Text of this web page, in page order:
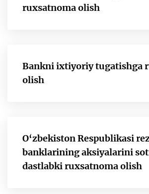
ruxsatnoma olish
Bankni ixtiyoriy tugatishga
olish
O‘zbekiston Respublikasi
banklarining aksiyalarini
dastlabki ruxsatnoma olish